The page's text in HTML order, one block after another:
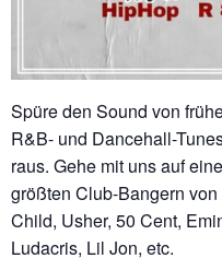
Spüre den Sound von
R&B- und Dancehall-
raus. Gehe mit uns auf
größten Club-Bangern
Child, Usher, 50 Cent,
Ludacris, Lil Jon, etc.